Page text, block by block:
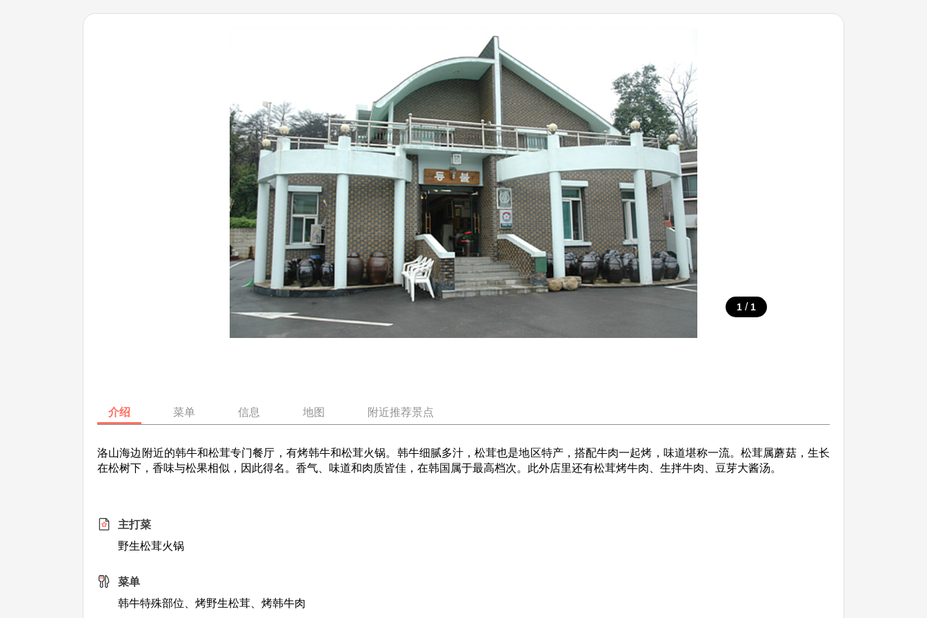
1 / 1
介绍 菜单 信息 地图 附近推荐景点
洛山海边附近的韩牛和松茸专门餐厅，有烤韩牛和松茸火锅。韩牛细腻多汁，松茸也是地区特产，搭配牛肉一起烤，味道堪称一流。松茸属蘑菇，生长
在松树下，香味与松果相似，因此得名。香气、味道和肉质皆佳，在韩国属于最高档次。此外店里还有松茸烤牛肉、生拌牛肉、豆芽大酱汤。
主打菜
野生松茸火锅
菜单
韩牛特殊部位、烤野生松茸、烤韩牛肉